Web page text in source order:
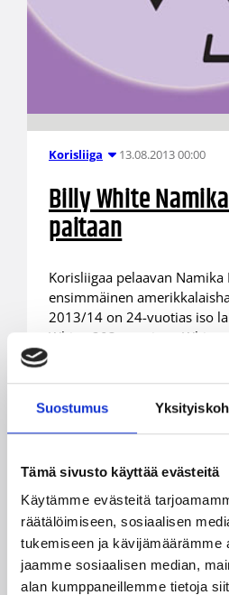
Suostumus
Tämä sivusto käyttää evästeitä
Käytämme evästeitä
räätälöimiseen, sosiaalisen
tukemiseen ja kävijämäärämme
jaamme sosiaalisen median,
alan kumppaneillemme tietoja
Korisliiga 13.08.2013 00:00
Billy White
paitaan
Korisliigaa pelaavan Namika
ensimmäinen
2013/14 on 24-vuotias iso
White. 203-senttinen White